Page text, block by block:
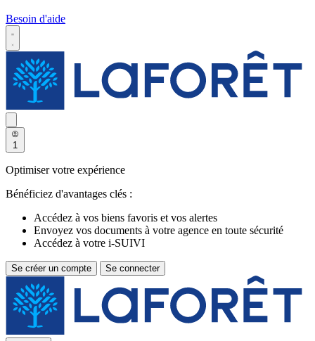
Besoin d'aide
1
Optimiser votre expérience
Bénéficiez d'avantages clés :
Accédez à vos biens favoris et vos alertes
Envoyez vos documents à votre agence en toute sécurité
Accédez à votre i-SUIVI
Se créer un compte Se connecter